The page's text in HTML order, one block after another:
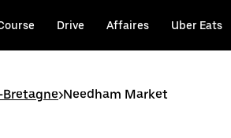
Drive Affaires Uber Eats
>Needham Market